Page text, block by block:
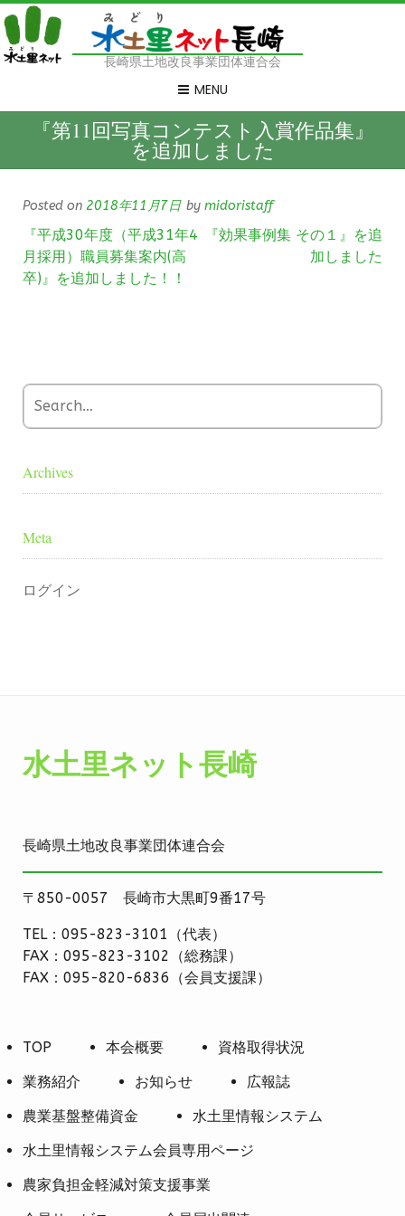
長崎県土地改良事業団体連合会
MENU
『第11回写真コンテスト入賞作品集』
を追加しました
Posted on 2018年11月7日 by midoristaff
『平成30年度（平成31年4
月採用）職員募集案内(高
卒)』を追加しました！！
『効果事例集 その１』を追
加しました
Archives
Meta
ログイン
水土里ネット長崎
長崎県土地改良事業団体連合会
〒850-0057 長崎市大黒町9番17号
TEL：095-823-3101（代表）
FAX：095-823-3102（総務課）
FAX：095-820-6836（会員支援課）
TOP 本会概要
資格取得状況
業務紹介
お知らせ
広報誌
農業基盤整備資金
水土里情報システム
水土里情報システム会員専用ページ
農家負担金軽減対策支援事業